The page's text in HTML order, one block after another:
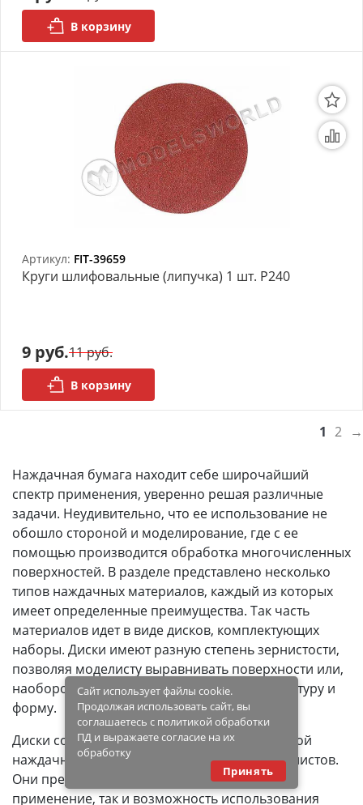
В корзину
Артикул: FIT-39659
Круги шлифовальные (липучка) 1 шт. Р240
9 руб.11 руб.
В корзину
1 2 →
Наждачная бумага находит себе широчайший
спектр применения, уверенно решая различные
задачи. Неудивительно, что ее использование не
обошло стороной и моделирование, где с ее
помощью производится обработка многочисленных
поверхностей. В разделе представлено несколько
типов наждачных материалов, каждый из которых
имеет определенные преимущества. Так часть
материалов идет в виде дисков, комплектующих
наборы. Диски имеют разную степень зернистости,
позволяя моделисту выравнивать поверхности или,
наоборот, сообщать им определенную структуру и
форму.
Диски соседствуют с комплектами стандартной
наждачной бумаги, идущей в виде удобных листов.
Они предусматривают как самостоятельное
применение, так и возможность использования
Сайт использует файлы cookie.
Продолжая использовать сайт, вы
соглашаетесь с политикой обработки
ПД и выражаете согласие на их
обработку
Принять